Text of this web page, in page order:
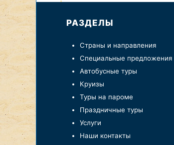
РАЗДЕЛЫ
Страны и направления
Специальные предложения
Автобусные туры
Круизы
Туры на пароме
Праздничные туры
Услуги
Наши контакты